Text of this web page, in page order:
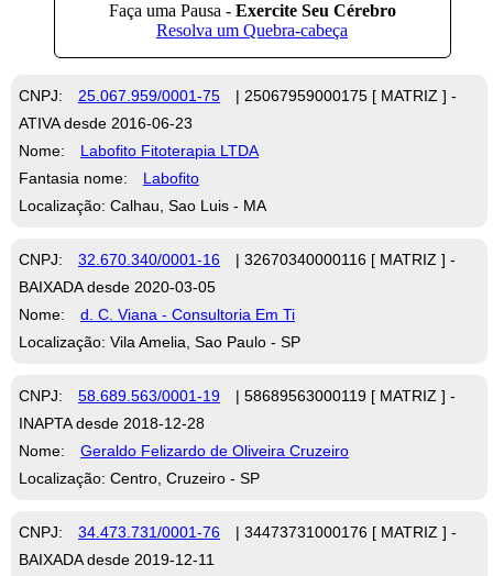
CNPJ: 25.067.959/0001-75
| 25067959000175 [ MATRIZ ] -
ATIVA desde 2016-06-23
Nome:
Labofito Fitoterapia LTDA
Fantasia nome:
Labofito
Localização: Calhau, Sao Luis - MA
CNPJ: 32.670.340/0001-16
| 32670340000116 [ MATRIZ ] -
BAIXADA desde 2020-03-05
Nome:
d. C. Viana - Consultoria Em Ti
Localização: Vila Amelia, Sao Paulo - SP
CNPJ: 58.689.563/0001-19
| 58689563000119 [ MATRIZ ] -
INAPTA desde 2018-12-28
Nome:
Geraldo Felizardo de Oliveira Cruzeiro
Localização: Centro, Cruzeiro - SP
CNPJ: 34.473.731/0001-76
| 34473731000176 [ MATRIZ ] -
BAIXADA desde 2019-12-11